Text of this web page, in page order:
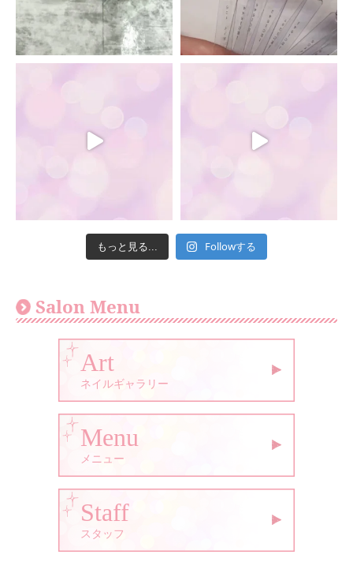
もっと見る... Followする
Salon Menu
Art
ネイルギャラリー
Menu
メニュー
Staff
スタッフ